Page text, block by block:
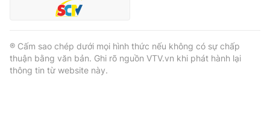
® Cấm sao chép dưới mọi hình thức nếu không có sự chấp
thuận bằng văn bản. Ghi rõ nguồn VTV.vn khi phát hành lại
thông tin từ website này.